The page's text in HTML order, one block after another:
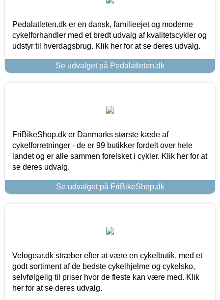
Pedalatleten.dk er en dansk, familieejet og moderne
cykelforhandler med et bredt udvalg af kvalitetscykler og
udstyr til hverdagsbrug. Klik her for at se deres udvalg.
Se udvalget på Pedalatleten.dk
FriBikeShop.dk er Danmarks største kæde af
cykelforretninger - de er 99 butikker fordelt over hele
landet og er alle sammen forelsket i cykler. Klik her for at
se deres udvalg.
Se udvalget på FriBikeShop.dk
Velogear.dk stræber efter at være en cykelbutik, med et
godt sortiment af de bedste cykelhjelme og cykelsko,
selvfølgelig til priser hvor de fleste kan være med. Klik
her for at se deres udvalg.